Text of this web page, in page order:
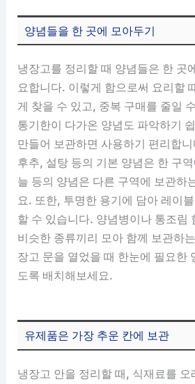
양념들을 한 곳에 모아두기
냉장고를 정리할 때 양념들은 한 곳
요합니다. 이렇게 함으로써 요리할
게 찾을 수 있고, 중복 구매를 줄일
통기한이 다가온 양념도 파악하기
만들어 보관하면 사용하기 편리합
후추, 설탕 등의 기본 양념은 한 구
늘 등의 양념은 다른 구역에 보관하
요. 또한, 투명한 용기에 담아 레이
할 수 있습니다. 양념병이나 통조림
비슷한 종류끼리 모아 함께 보관하
장고 문을 열었을 때 한눈에 필요한
도록 배치해보세요.
유제품은 가장 추운 칸에 보관
냉장고 안을 정리할 때, 식재료를 오